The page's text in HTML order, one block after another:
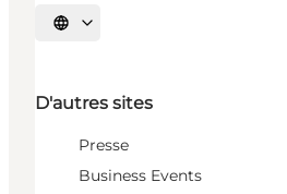
Choisissez la langue
D'autres sites
Presse
Business Events